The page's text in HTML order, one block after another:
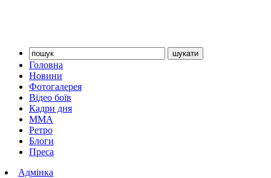
Головна
Новини
Фотогалерея
Відео боїв
Кадри дня
ММА
Ретро
Блоги
Преса
Адмінка